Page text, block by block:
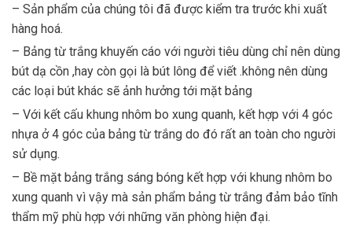
– Sản phẩm của chúng tôi đã được kiểm tra trước khi xuất
hàng hoá.
– Bảng từ trắng khuyến cáo với người tiêu dùng chỉ nên dùng
bút dạ cồn ,hay còn gọi là bút lông để viết .không nên dùng
các loại bút khác sẽ ảnh hưởng tới mặt bảng
– Với kết cấu khung nhôm bo xung quanh, kết hợp với 4 góc
nhựa ở 4 góc của bảng từ trắng do đó rất an toàn cho người
sử dụng.
– Bề mặt bảng trắng sáng bóng kết hợp với khung nhôm bo
xung quanh vì vậy mà sản phẩm bảng từ trắng đảm bảo tĩnh
thẩm mỹ phù hợp với những văn phòng hiện đại.